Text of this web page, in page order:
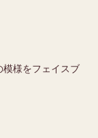
様をフェイスブ